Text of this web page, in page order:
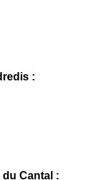
:
Cantal :